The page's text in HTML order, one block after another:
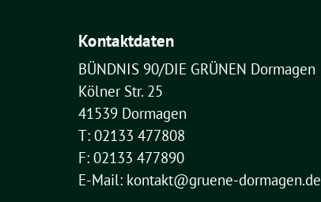
Kontaktdaten
BÜNDNIS 90/DIE GRÜNEN Dormagen
Kölner Str. 25
41539 Dormagen
T: 02133 477808
F: 02133 477890
E-Mail: kontakt@gruene-dormagen.de